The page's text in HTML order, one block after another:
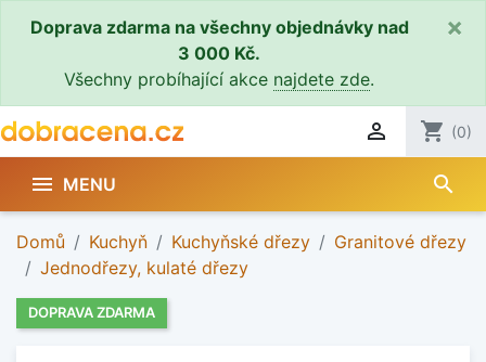
Doprava zdarma na všechny objednávky nad
3 000 Kč.
Všechny probíhající akce najdete zde.
×
 shopping_cart (0)
 MENU search
Domů Kuchyň Kuchyňské dřezy
Granitové dřezy
Jednodřezy, kulaté dřezy
DOPRAVA ZDARMA